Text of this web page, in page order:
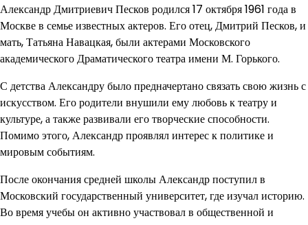
Александр Дмитриевич Песков родился 17 октября 1961 года в
Москве в семье известных актеров. Его отец, Дмитрий Песков, и
мать, Татьяна Навацкая, были актерами Московского
академического Драматического театра имени М. Горького.
С детства Александру было предначертано связать свою жизнь с
искусством. Его родители внушили ему любовь к театру и
культуре, а также развивали его творческие способности.
Помимо этого, Александр проявлял интерес к политике и
мировым событиям.
После окончания средней школы Александр поступил в
Московский государственный университет, где изучал историю.
Во время учебы он активно участвовал в общественной и